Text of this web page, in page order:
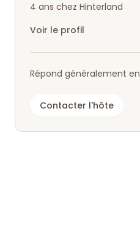
4 ans chez Hinterland
Voir le profil
Répond généralement en
Contacter l'hôte